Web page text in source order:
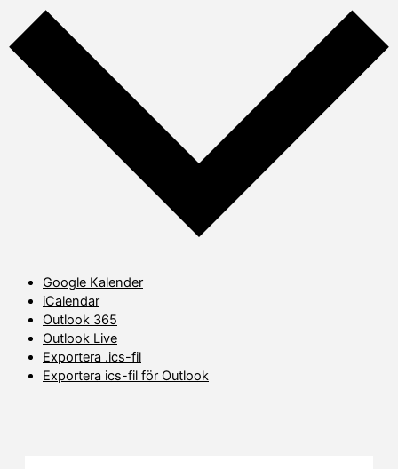
Google Kalender
iCalendar
Outlook 365
Outlook Live
Exportera .ics-fil
Exportera ics-fil för Outlook